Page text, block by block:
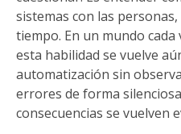
sistemas con las
tiempo. En un mundo
esta habilidad se vuelve
automatización sin
errores de forma
consecuencias se vuelven